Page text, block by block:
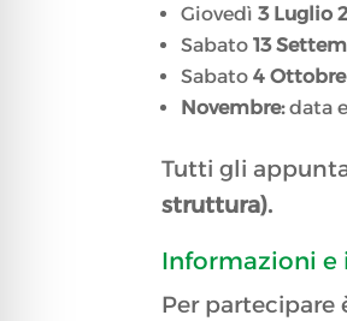
Giovedì 3 Luglio
Sabato 13
Sabato4
Novembre:data
Tutti gli
struttura).
Informazioni e
Per partecipare